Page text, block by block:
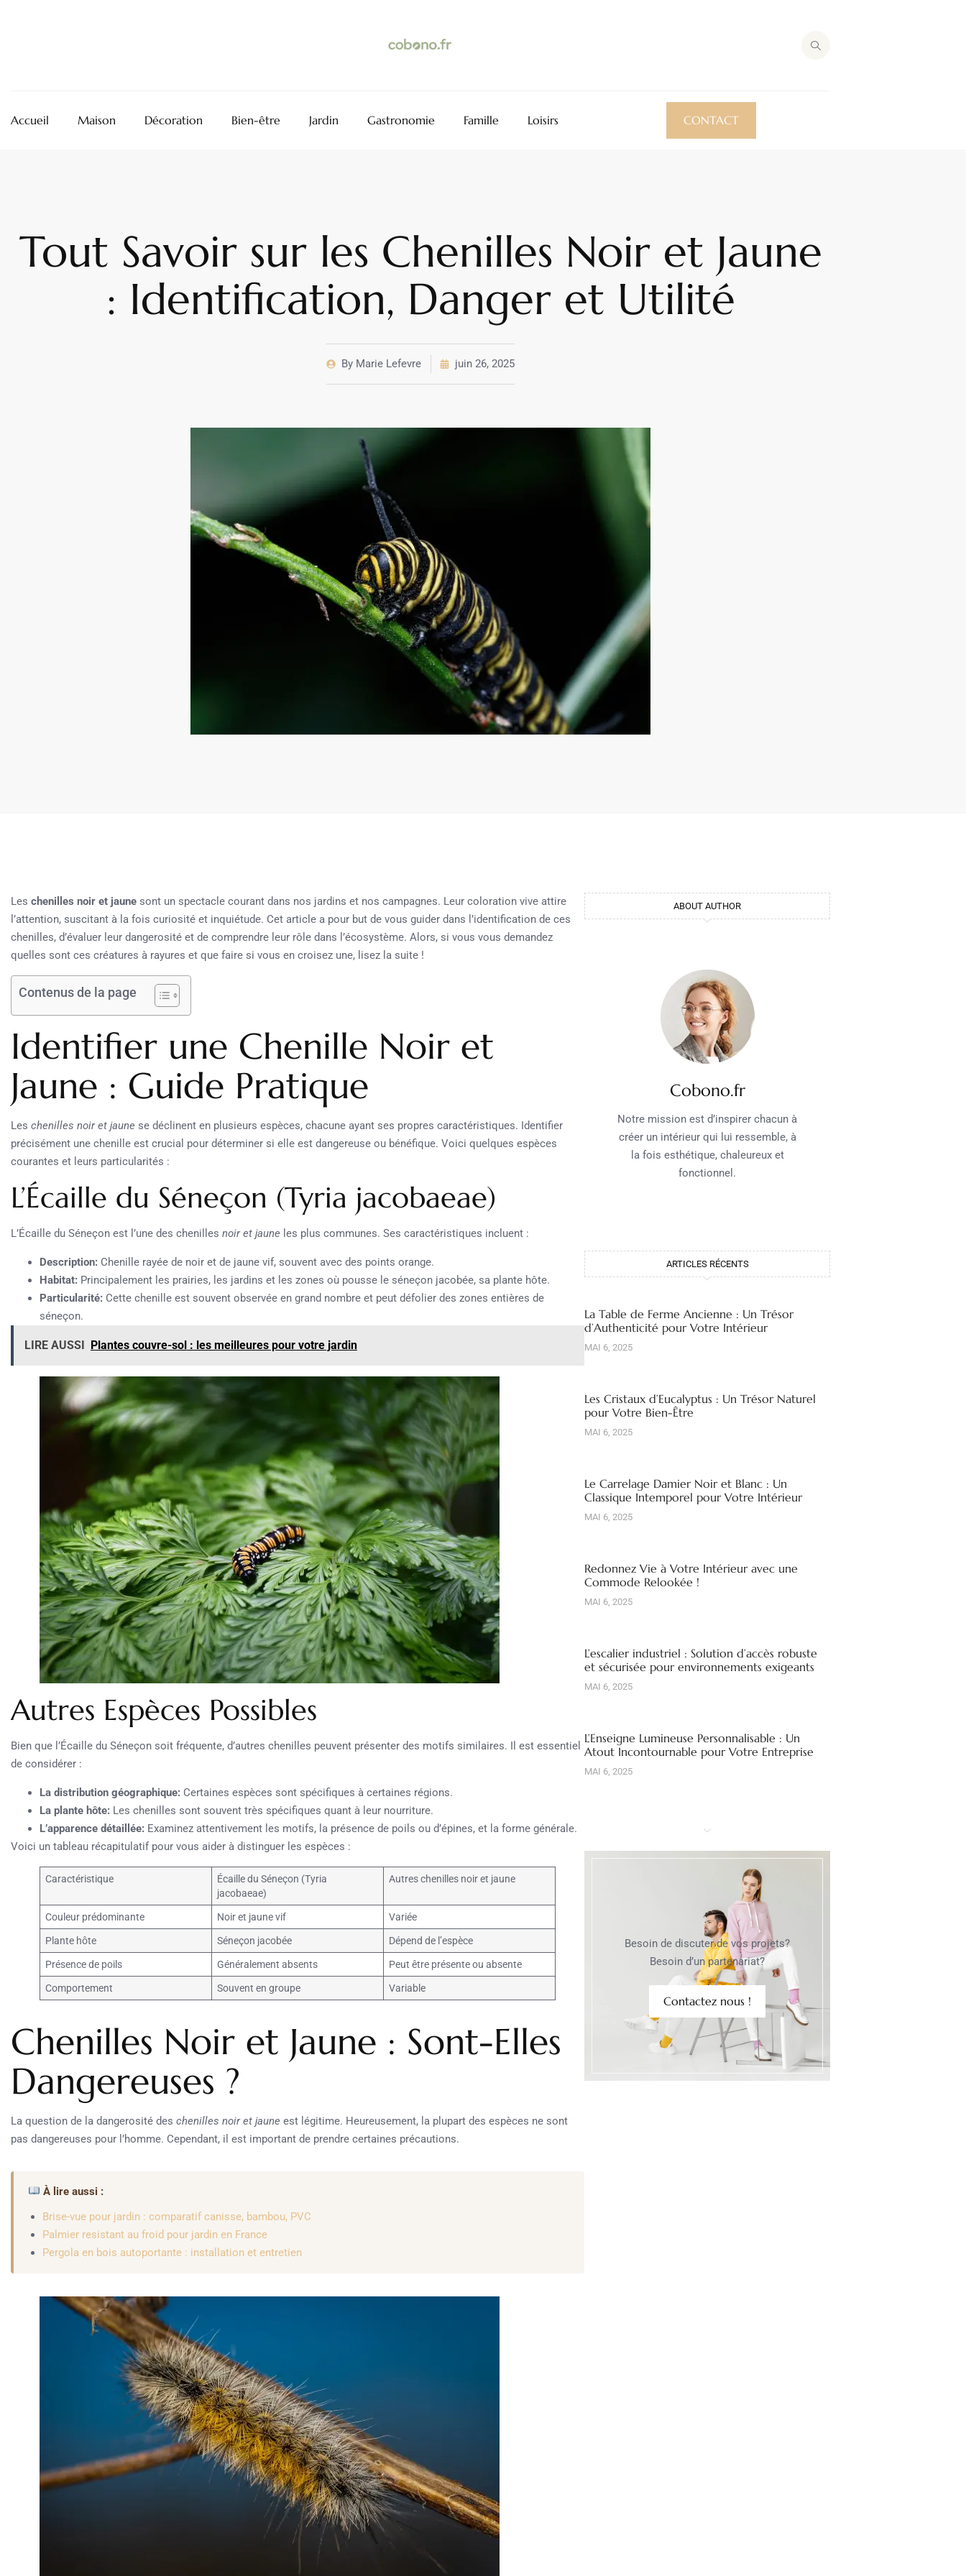
Accueil Maison Décoration Bien-être Jardin Gastronomie Famille Loisirs CONTACT
Tout Savoir sur les Chenilles Noir et Jaune
: Identification, Danger et Utilité
By Marie Lefevre juin 26, 2025
Les chenilles noir et jaune sont un spectacle courant dans nos jardins et nos campagnes. Leur coloration vive attire
l’attention, suscitant à la fois curiosité et inquiétude. Cet article a pour but de vous guider dans l’identification de ces
chenilles, d’évaluer leur dangerosité et de comprendre leur rôle dans l’écosystème. Alors, si vous vous demandez
quelles sont ces créatures à rayures et que faire si vous en croisez une, lisez la suite !
Contenus de la page
Identifier une Chenille Noir et
Jaune : Guide Pratique
Les chenilles noir et jaune se déclinent en plusieurs espèces, chacune ayant ses propres caractéristiques. Identifier
précisément une chenille est crucial pour déterminer si elle est dangereuse ou bénéfique. Voici quelques espèces
courantes et leurs particularités :
L’Écaille du Séneçon (Tyria jacobaeae)
L’Écaille du Séneçon est l’une des chenilles noir et jaune les plus communes. Ses caractéristiques incluent :
Description: Chenille rayée de noir et de jaune vif, souvent avec des points orange.
Habitat: Principalement les prairies, les jardins et les zones où pousse le séneçon jacobée, sa plante hôte.
Particularité: Cette chenille est souvent observée en grand nombre et peut défolier des zones entières de
séneçon.
LIRE AUSSI Plantes couvre-sol : les meilleures pour votre jardin
Autres Espèces Possibles
Bien que l’Écaille du Séneçon soit fréquente, d’autres chenilles peuvent présenter des motifs similaires. Il est essentiel
de considérer :
La distribution géographique: Certaines espèces sont spécifiques à certaines régions.
La plante hôte: Les chenilles sont souvent très spécifiques quant à leur nourriture.
L’apparence détaillée: Examinez attentivement les motifs, la présence de poils ou d’épines, et la forme générale.
Voici un tableau récapitulatif pour vous aider à distinguer les espèces :
Caractéristique
Écaille du Séneçon (Tyria
jacobaeae)
Autres chenilles noir et jaune
Couleur prédominante Noir et jaune vif Variée
Plante hôte Séneçon jacobée Dépend de l’espèce
Présence de poils Généralement absents Peut être présente ou absente
Comportement Souvent en groupe Variable
Chenilles Noir et Jaune : Sont-Elles
Dangereuses ?
La question de la dangerosité des chenilles noir et jaune est légitime. Heureusement, la plupart des espèces ne sont
pas dangereuses pour l’homme. Cependant, il est important de prendre certaines précautions.
À lire aussi :
Brise-vue pour jardin : comparatif canisse, bambou, PVC
Palmier resistant au froid pour jardin en France
Pergola en bois autoportante : installation et entretien
ABOUT AUTHOR
Cobono.fr
Notre mission est d’inspirer chacun à
créer un intérieur qui lui ressemble, à
la fois esthétique, chaleureux et
fonctionnel.
ARTICLES RÉCENTS
La Table de Ferme Ancienne : Un Trésor
d’Authenticité pour Votre Intérieur
MAI 6, 2025
Les Cristaux d’Eucalyptus : Un Trésor Naturel
pour Votre Bien-Être
MAI 6, 2025
Le Carrelage Damier Noir et Blanc : Un
Classique Intemporel pour Votre Intérieur
MAI 6, 2025
Redonnez Vie à Votre Intérieur avec une
Commode Relookée !
MAI 6, 2025
L’escalier industriel : Solution d’accès robuste
et sécurisée pour environnements exigeants
MAI 6, 2025
L’Enseigne Lumineuse Personnalisable : Un
Atout Incontournable pour Votre Entreprise
MAI 6, 2025
Besoin de discuter de vos projets?
Besoin d’un partenariat?
Contactez nous !